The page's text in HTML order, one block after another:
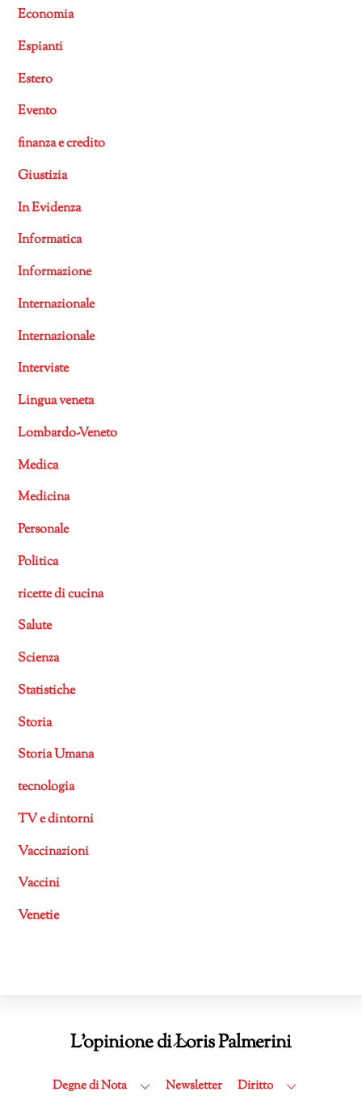
Economia
Espianti
Estero
Evento
finanza e credito
Giustizia
In Evidenza
Informatica
Informazione
Internazionale
Internazionale
Interviste
Lingua veneta
Lombardo-Veneto
Medica
Medicina
Personale
Politica
ricette di cucina
Salute
Scienza
Statistiche
Storia
Storia Umana
tecnologia
TV e dintorni
Vaccinazioni
Vaccini
Venetie
Back
Top
L'opinione di Loris Palmerini
Degne di Nota Newsletter Diritto